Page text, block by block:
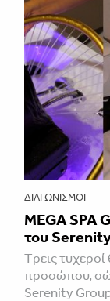
ΔΙΑΓΩΝΙΣΜΟΊ
MEGA SPA
του
Tρεις
προσώπου,
Serenity